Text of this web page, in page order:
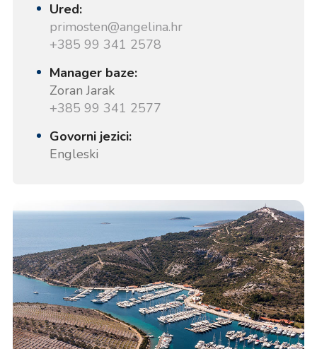
Ured:
primosten@angelina.hr
+385 99 341 2578
Manager baze:
Zoran Jarak
+385 99 341 2577
Govorni jezici:
Engleski